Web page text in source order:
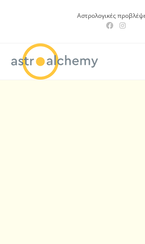
Αστρολογικές